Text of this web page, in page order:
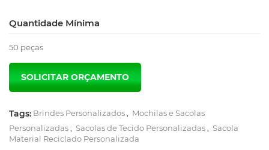
Quantidade Mínima
50 peças
Tags: Brindes Personalizados
Mochilas e Sacolas
Personalizadas
Sacolas de Tecido Personalizadas
Sacola
Material Reciclado Personalizada